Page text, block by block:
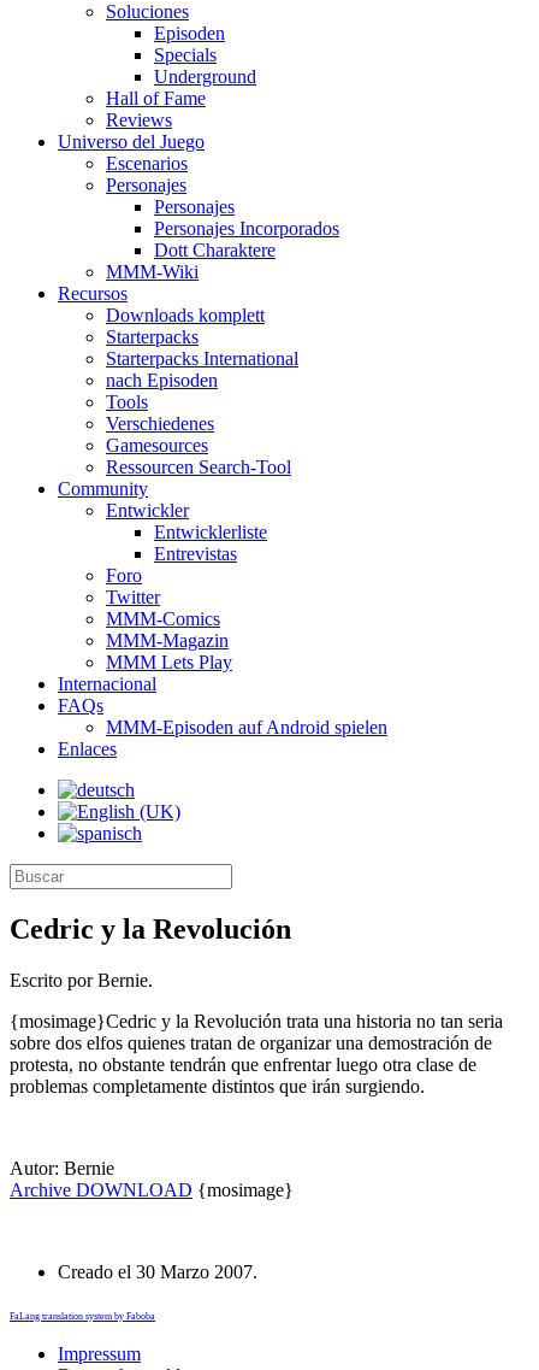
Soluciones
Episoden
Specials
Underground
Hall of Fame
Reviews
Universo del Juego
Escenarios
Personajes
Personajes
Personajes Incorporados
Dott Charaktere
MMM-Wiki
Recursos
Downloads komplett
Starterpacks
Starterpacks International
nach Episoden
Tools
Verschiedenes
Gamesources
Ressourcen Search-Tool
Community
Entwickler
Entwicklerliste
Entrevistas
Foro
Twitter
MMM-Comics
MMM-Magazin
MMM Lets Play
Internacional
FAQs
MMM-Episoden auf Android spielen
Enlaces
Cedric y la Revolución
Escrito por Bernie.
{mosimage}Cedric y la Revolución trata una historia no tan seria
sobre dos elfos quienes tratan de organizar una demostración de
protesta, no obstante tendrán que enfrentar luego otra clase de
problemas completamente distintos que irán surgiendo.
Autor: Bernie
Archive DOWNLOAD {mosimage}
Creado el 30 Marzo 2007.
FaLang translation system by Faboba
Impressum